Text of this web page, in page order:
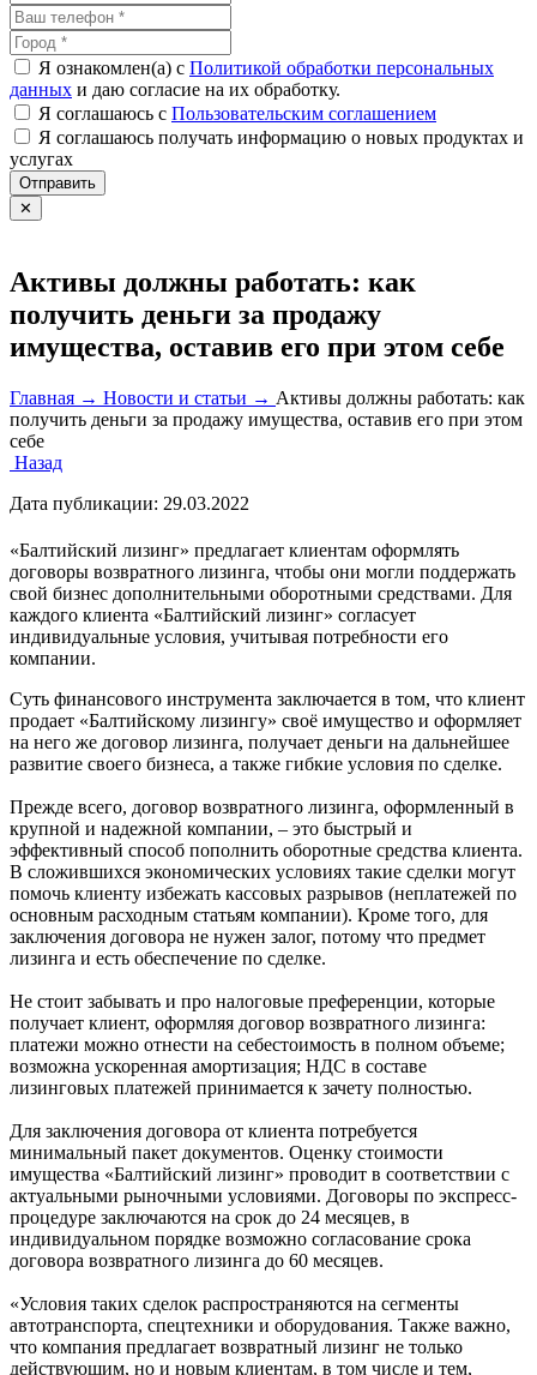
Я ознакомлен(а) с Политикой обработки персональных
данных и даю согласие на их обработку.
Я соглашаюсь c Пользовательским соглашением
Я соглашаюсь получать информацию о новых продуктах и
услугах
Отправить
✕
Активы должны работать: как
получить деньги за продажу
имущества, оставив его при этом себе
Главная → Новости и статьи → Активы должны работать: как
получить деньги за продажу имущества, оставив его при этом
себе
Назад
Дата публикации: 29.03.2022
«Балтийский лизинг» предлагает клиентам оформлять
договоры возвратного лизинга, чтобы они могли поддержать
свой бизнес дополнительными оборотными средствами. Для
каждого клиента «Балтийский лизинг» согласует
индивидуальные условия, учитывая потребности его
компании.
Суть финансового инструмента заключается в том, что клиент
продает «Балтийскому лизингу» своё имущество и оформляет
на него же договор лизинга, получает деньги на дальнейшее
развитие своего бизнеса, а также гибкие условия по сделке.
Прежде всего, договор возвратного лизинга, оформленный в
крупной и надежной компании, – это быстрый и
эффективный способ пополнить оборотные средства клиента.
В сложившихся экономических условиях такие сделки могут
помочь клиенту избежать кассовых разрывов (неплатежей по
основным расходным статьям компании). Кроме того, для
заключения договора не нужен залог, потому что предмет
лизинга и есть обеспечение по сделке.
Не стоит забывать и про налоговые преференции, которые
получает клиент, оформляя договор возвратного лизинга:
платежи можно отнести на себестоимость в полном объеме;
возможна ускоренная амортизация; НДС в составе
лизинговых платежей принимается к зачету полностью.
Для заключения договора от клиента потребуется
минимальный пакет документов. Оценку стоимости
имущества «Балтийский лизинг» проводит в соответствии с
актуальными рыночными условиями. Договоры по экспресс-
процедуре заключаются на срок до 24 месяцев, в
индивидуальном порядке возможно согласование срока
договора возвратного лизинга до 60 месяцев.
«Условия таких сделок распространяются на сегменты
автотранспорта, спецтехники и оборудования. Также важно,
что компания предлагает возвратный лизинг не только
действующим, но и новым клиентам, в том числе и тем,